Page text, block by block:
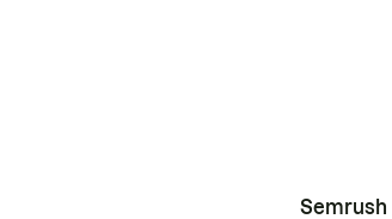
Semrush